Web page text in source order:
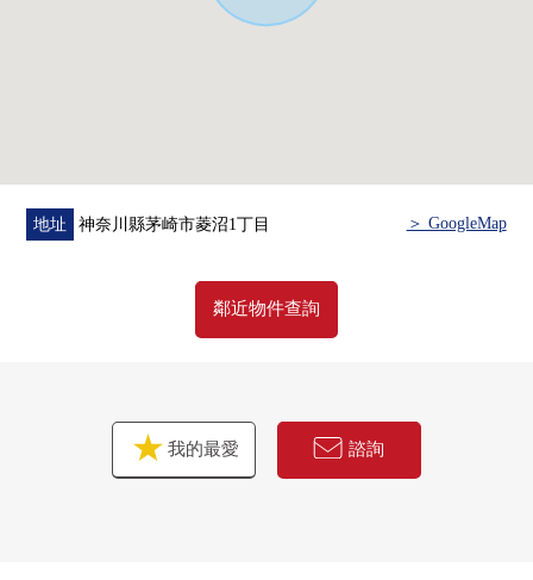
○ 居室確保超過6張塌塌米，所有房間南向
且，能介紹。
另外，購買時的各項費用，住宅貸款(月的償還例)，
請比"諮商"或者"預約參觀"更詢問。
因為也受理在電話的需討論所以請隨便詢問。
地址 神奈川縣茅崎市菱沼1丁目 ＞ GoogleMap
鄰近物件查詢
我的最愛 諮詢